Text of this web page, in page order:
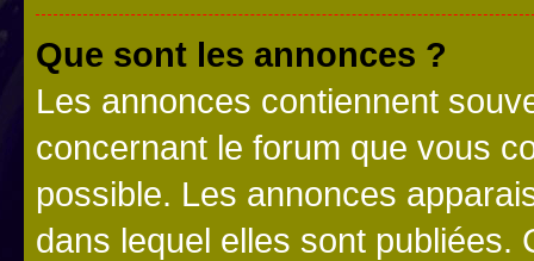
Que sont les annonces ?
Les annonces contiennent
concernant le forum que vous
possible. Les annonces
dans lequel elles sont publiées.